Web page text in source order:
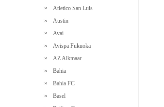
Atletico San Luis
Austin
Avai
Avispa Fukuoka
AZ Alkmaar
Bahia
Bahia FC
Basel